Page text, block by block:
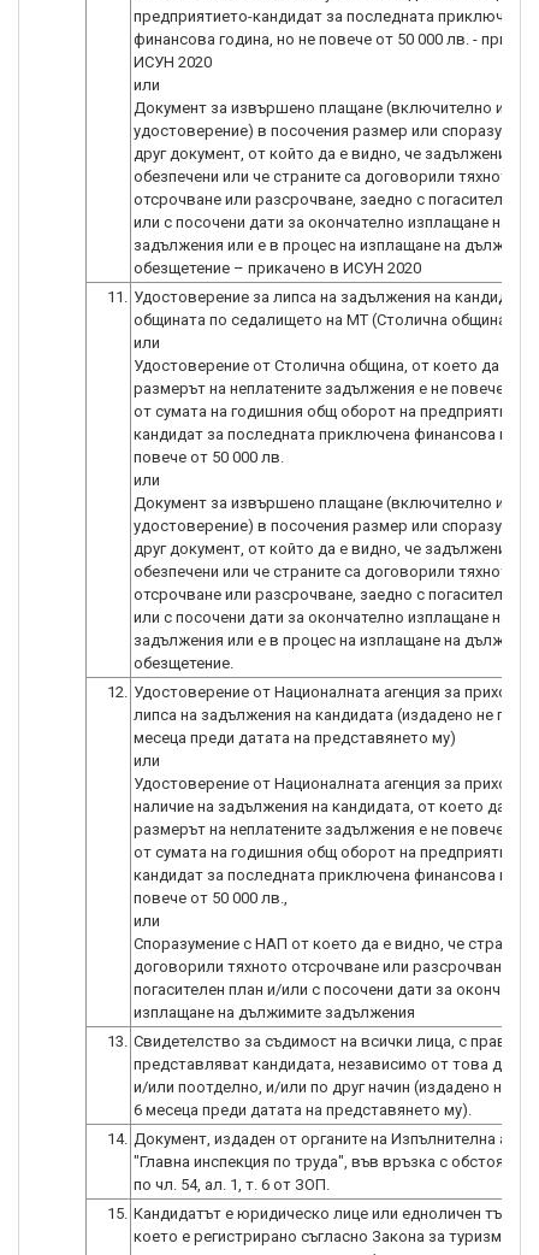
предприятието-кандидат за последната приключена
финансова година, но не повече от 50 000 лв. -
ИСУН 2020
или
Документ за извършено плащане (включително и
удостоверение) в посочения размер или
друг документ, от който да е видно, че задълженията
обезпечени или че страните са договорили тяхното
отсрочване или разсрочване, заедно с погасителен
или с посочени дати за окончателно изплащане на
задължения или е в процес на изплащане на дължимо
11. Удостоверение за липса на задължения на кандидата
общината по седалището на МТ (Столична община)
или
Удостоверение от Столична община, от което да е
размерът на неплатените задължения е не повече от
от сумата на годишния общ оборот на предприятието-
кандидат за последната приключена финансова
повече от 50 000 лв.
или
Документ за извършено плащане (включително и
удостоверение) в посочения размер или
друг документ, от който да е видно, че задълженията
обезпечени или че страните са договорили тяхното
отсрочване или разсрочване, заедно с погасителен
или с посочени дати за окончателно изплащане на
задължения или е в процес на изплащане на дължимо
12. Удостоверение от Националната агенция за
липса на задължения на кандидата (издадено не по-
месеца преди датата на представянето му)
или
Удостоверение от Националната агенция за
наличие на задължения на кандидата, от което да е
размерът на неплатените задължения е не повече от
от сумата на годишния общ оборот на предприятието-
кандидат за последната приключена финансова
повече от 50 000 лв.,
или
Споразумение с НАП от което да е видно, че страните
договорили тяхното отсрочване или разсрочване,
погасителен план и/или с посочени дати за
13. Свидетелство за съдимост на всички лица, с право да
представляват кандидата, независимо от това дали
и/или поотделно, и/или по друг начин (издадено не
6 месеца преди датата на представянето му).
14. Документ, издаден от органите на Изпълнителна
"Главна инспекция по труда", във връзка с
по чл. 54, ал. 1, т. 6 от ЗОП.
15. Кандидатът е юридическо лице или едноличен
което е регистрирано съгласно Закона за туризма